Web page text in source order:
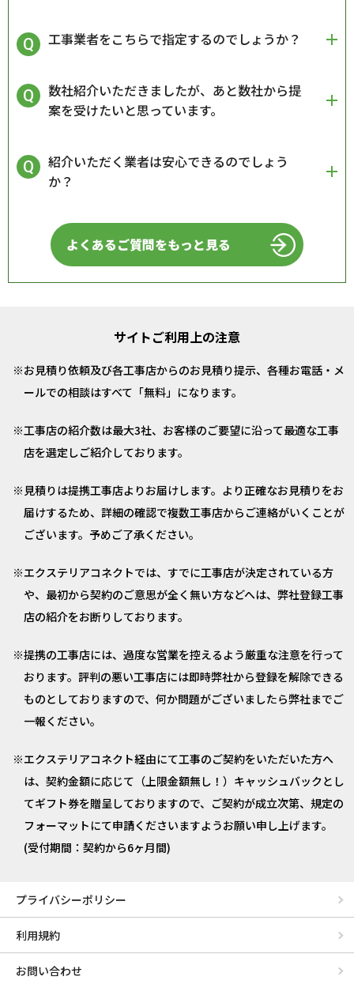
工事業者をこちらで指定するのでしょうか？
数社紹介いただきましたが、あと数社から提
案を受けたいと思っています。
紹介いただく業者は安心できるのでしょう
か？
よくあるご質問をもっと見る
サイトご利用上の注意
お見積り依頼及び各工事店からのお見積り提示、各種お電話・メ
ールでの相談はすべて「無料」になります。
工事店の紹介数は最大3社、お客様のご要望に沿って最適な工事
店を選定しご紹介しております。
見積りは提携工事店よりお届けします。より正確なお見積りをお
届けするため、詳細の確認で複数工事店からご連絡がいくことが
ございます。予めご了承ください。
エクステリアコネクトでは、すでに工事店が決定されている方
や、最初から契約のご意思が全く無い方などへは、弊社登録工事
店の紹介をお断りしております。
提携の工事店には、過度な営業を控えるよう厳重な注意を行って
おります。評判の悪い工事店には即時弊社から登録を解除できる
ものとしておりますので、何か問題がございましたら弊社までご
一報ください。
エクステリアコネクト経由にて工事のご契約をいただいた方へ
は、契約金額に応じて（上限金額無し！）キャッシュバックとし
てギフト券を贈呈しておりますので、ご契約が成立次第、規定の
フォーマットにて申請くださいますようお願い申し上げます。
(受付期間：契約から6ヶ月間)
プライバシーポリシー
利用規約
お問い合わせ